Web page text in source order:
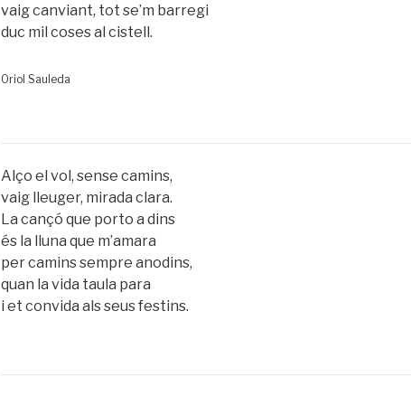
vaig canviant, tot se’m barregi
duc mil coses al cistell.
Oriol Sauleda
Alço el vol, sense camins,
vaig lleuger, mirada clara.
La cançó que porto a dins
és la lluna que m’amara
per camins sempre anodins,
quan la vida taula para
i et convida als seus festins.